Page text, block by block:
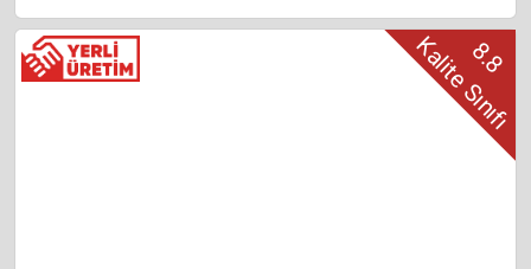
8.8
Kalite Sınıfı